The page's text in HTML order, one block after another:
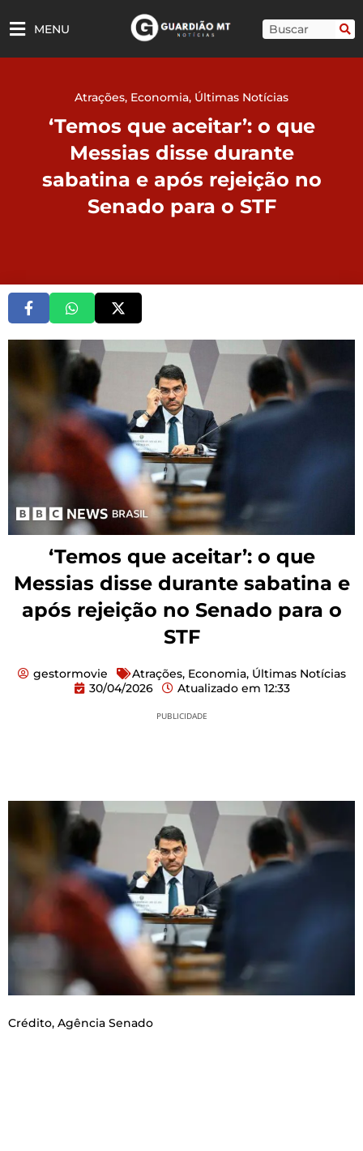
para
MENU Pesquisar
Atrações, Economia, Últimas Notícias
‘Temos que aceitar’: o que
Messias disse durante
sabatina e após rejeição no
Senado para o STF
‘Temos que aceitar’: o que
Messias disse durante sabatina e
após rejeição no Senado para o
STF
gestormovie Atrações, Economia, Últimas Notícias
30/04/2026
Atualizado em 12:33
PUBLICIDADE
Crédito, Agência Senado